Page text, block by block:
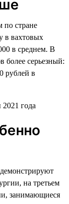
по стране
в вахтовых
в среднем. В
более серьезный:
рублей в
на третьем
занимающиеся